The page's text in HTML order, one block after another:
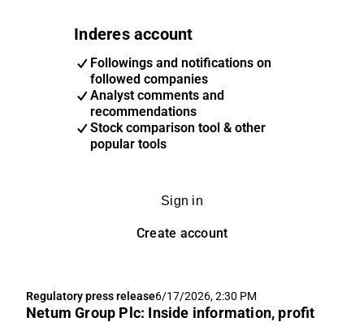
Inderes account
Followings and notifications on
followed companies
Analyst comments and
recommendations
Stock comparison tool & other
popular tools
Sign in
Create account
Regulatory press release6/17/2026, 2:30 PM
Netum Group Plc: Inside information, profit